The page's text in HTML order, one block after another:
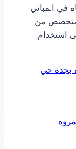
في المباني
متخصص من
استخدام
بجدة حي